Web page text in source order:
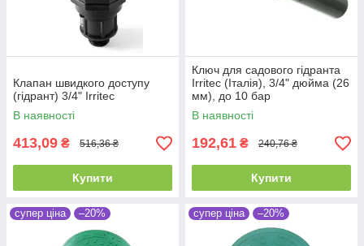
Клапан швидкого доступу
(гідрант) 3/4" Irritec
В наявності
413,09 ₴ 516,36 ₴
Купити
Ключ для садового гідранта
Irritec (Італія), 3/4" дюйма (26
мм), до 10 бар
В наявності
192,61 ₴ 240,76 ₴
Купити
супер ціна –20% супер ціна –20%